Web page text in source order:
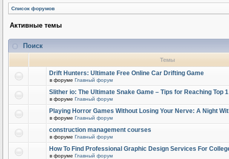
Список форумов
Активные темы
Поиск
Темы
Drift Hunters: Ultimate Free Online Car Drifting Game
в форуме Главный форум
Slither io: The Ultimate Snake Game – Tips for Reaching Top
в форуме Главный форум
Playing Horror Games Without Losing Your Nerve: A Night
в форуме Главный форум
construction management courses
в форуме Главный форум
How To Find Professional Graphic Design Services For
в форуме Главный форум